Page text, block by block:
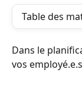
Table des
Dans le
vos